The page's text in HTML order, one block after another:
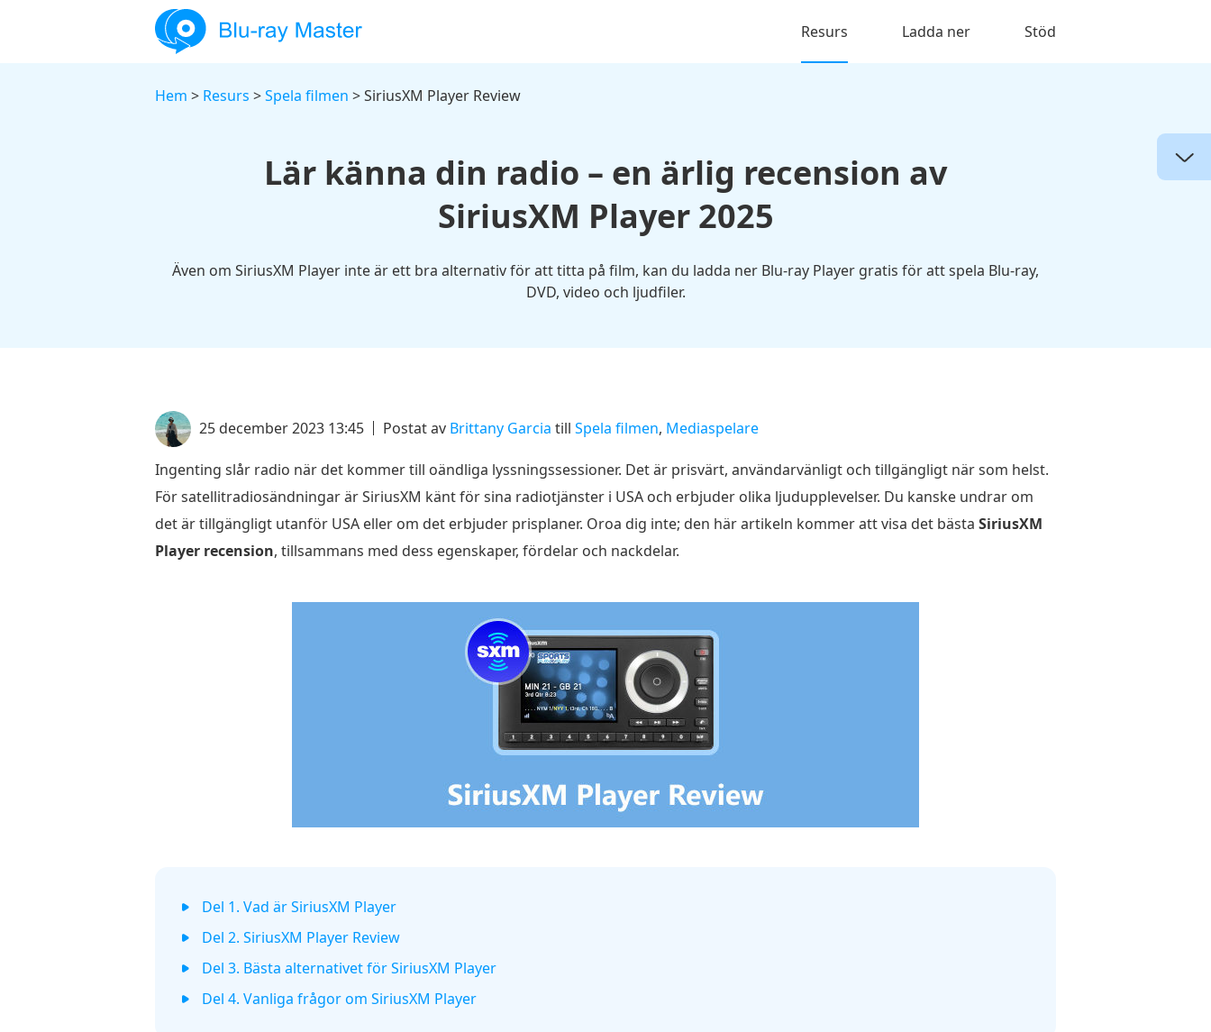
Resurs Ladda ner Stöd
Hem > Resurs >Spela filmen > SiriusXM Player Review
Lär känna din radio – en ärlig recension av
SiriusXM Player 2025
Även om SiriusXM Player inte är ett bra alternativ för att titta på film, kan du ladda ner Blu-ray Player gratis för att spela Blu-ray,
DVD, video och ljudfiler.
25 december 2023 13:45 Postat av Brittany Garcia till Spela filmen, Mediaspelare
Ingenting slår radio när det kommer till oändliga lyssningssessioner. Det är prisvärt, användarvänligt och tillgängligt när som helst.
För satellitradiosändningar är SiriusXM känt för sina radiotjänster i USA och erbjuder olika ljudupplevelser. Du kanske undrar om
det är tillgängligt utanför USA eller om det erbjuder prisplaner. Oroa dig inte; den här artikeln kommer att visa det bästa SiriusXM
Player recension, tillsammans med dess egenskaper, fördelar och nackdelar.
Del 1. Vad är SiriusXM Player
Del 2. SiriusXM Player Review
Del 3. Bästa alternativet för SiriusXM Player
Del 4. Vanliga frågor om SiriusXM Player